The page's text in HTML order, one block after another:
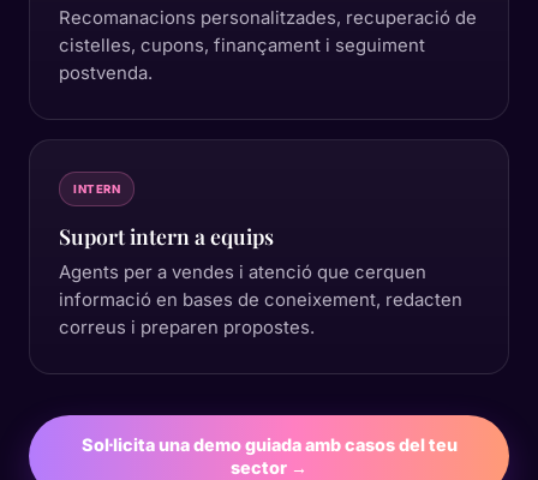
Recomanacions personalitzades, recuperació de
cistelles, cupons, finançament i seguiment
postvenda.
INTERN
Suport intern a equips
Agents per a vendes i atenció que cerquen
informació en bases de coneixement, redacten
correus i preparen propostes.
Sol·licita una demo guiada amb casos del teu
sector →